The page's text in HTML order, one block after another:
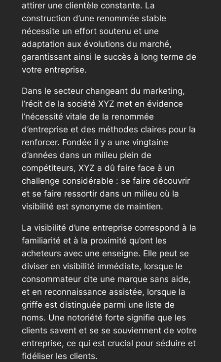
attirer une clientèle constante. La
construction d’une renommée stable
nécessite un effort soutenu et une
adaptation aux évolutions du marché,
garantissant ainsi le succès à long terme de
votre entreprise.
Dans le secteur changeant du marketing,
l’récit de la société XYZ met en évidence
l’nécessité vitale de la renommée
d’entreprise et des méthodes claires pour la
renforcer. Fondée il y a une vingtaine
d’années dans un milieu plein de
compétiteurs, XYZ a dû faire face à un
challenge considérable : se faire découvrir
et se faire ressortir dans un milieu où la
visibilité est synonyme de maintien.
La visibilité d’une entreprise correspond à la
familiarité et à la proximité qu’ont les
acheteurs avec une enseigne. Elle peut se
diviser en visibilité immédiate, lorsque le
consommateur cite une marque sans aide,
et en reconnaissance assistée, lorsque la
griffe est distinguée parmi une liste de
noms. Une notoriété forte signifie que les
clients savent et se se souviennent de votre
entreprise, ce qui est crucial pour séduire et
fidéliser les clients.